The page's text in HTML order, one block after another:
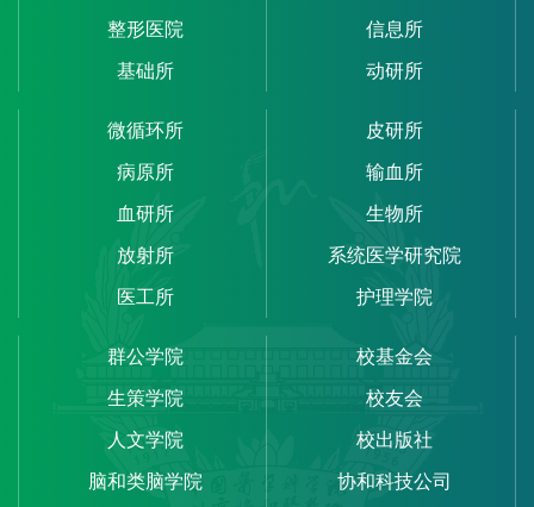
整形医院
基础所
信息所
动研所
微循环所
病原所
血研所
放射所
医工所
皮研所
输血所
生物所
系统医学研究院
护理学院
群公学院
生策学院
人文学院
脑和类脑学院
校基金会
校友会
校出版社
协和科技公司